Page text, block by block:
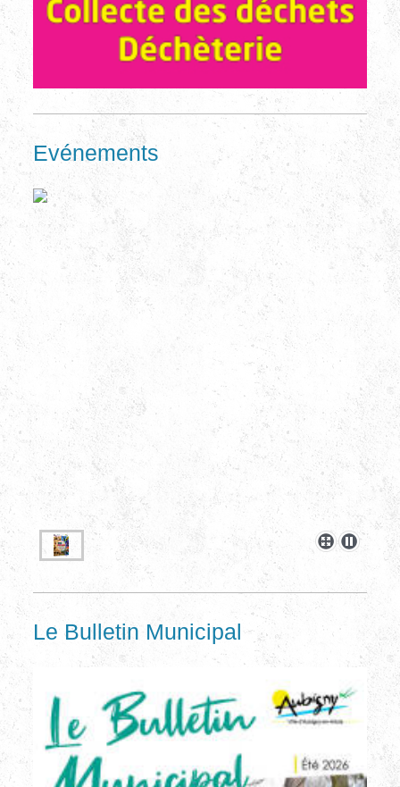
Evénements
Le Bulletin Municipal